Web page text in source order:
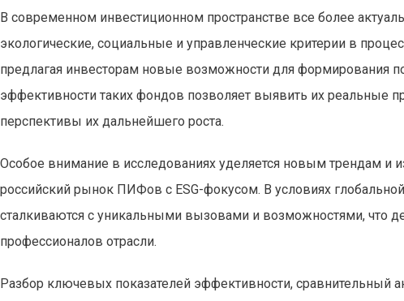
В современном инвестиционном пространстве все более
экологические, социальные и управленческие критерии в
предлагая инвесторам новые возможности для формирования
эффективности таких фондов позволяет выявить их реальные
перспективы их дальнейшего роста.
Особое внимание в исследованиях уделяется новым трендам и
российский рынок ПИФов с ESG-фокусом. В условиях
сталкиваются с уникальными вызовами и возможностями, что
профессионалов отрасли.
Разбор ключевых показателей эффективности,